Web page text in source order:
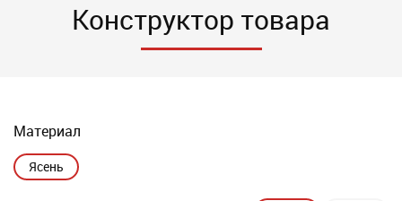
Конструктор товара
Материал
Ясень